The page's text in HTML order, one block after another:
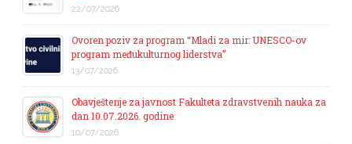
22/07/2026
Ovoren poziv za program “Mladi za mir: UNESCO-ov
program međukulturnog liderstva”
13/07/2026
Obavještenje za javnost Fakulteta zdravstvenih nauka za
dan 10.07.2026. godine
10/07/2026